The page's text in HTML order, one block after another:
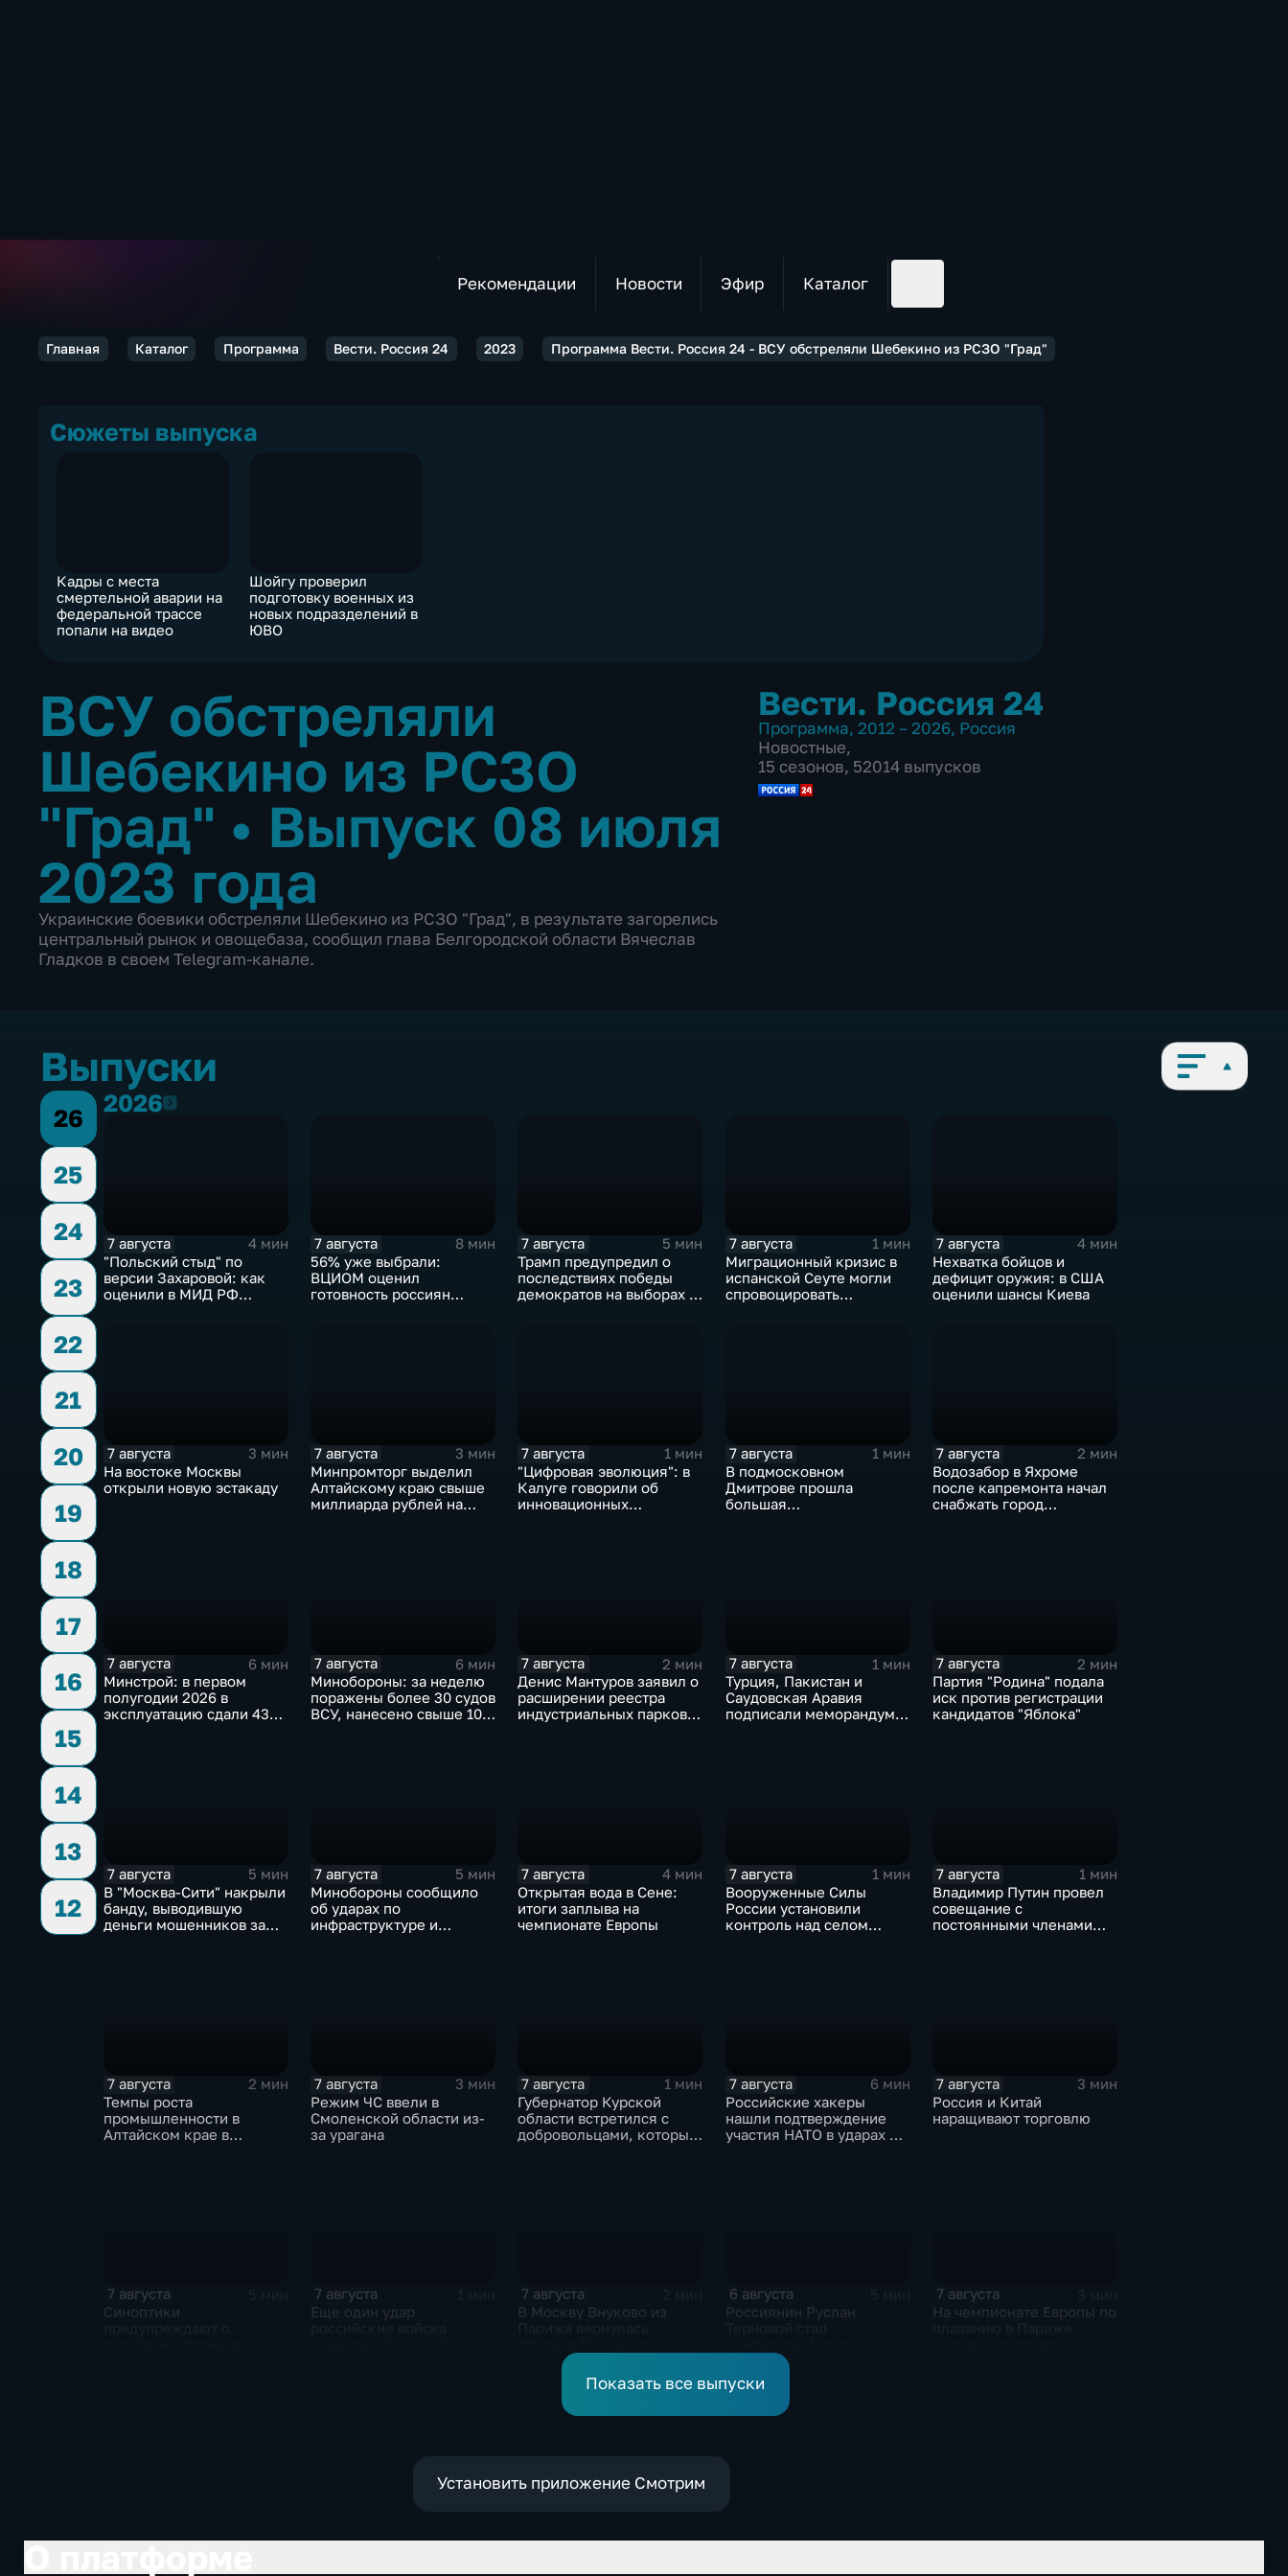
Рекомендации Новости Эфир Каталог
Главная Каталог Программа Вести. Россия 24 2023 Программа Вести. Россия 24 - ВСУ обстреляли Шебекино из РСЗО "Град"
Сюжеты выпуска
Кадры с места
смертельной аварии на
федеральной трассе
попали на видео
Шойгу проверил
подготовку военных из
новых подразделений в
ЮВО
ВСУ обстреляли
Шебекино из РСЗО
"Град" • Выпуск 08 июля
2023 года
Украинские боевики обстреляли Шебекино из РСЗО "Град", в результате загорелись
центральный рынок и овощебаза, сообщил глава Белгородской области Вячеслав
Гладков в своем Telegram-канале.
Вести. Россия 24
Программа, 2012 – 2026, Россия
Новостные,
15 сезонов, 52014 выпусков
Выпуски
26
25
24
23
22
21
20
19
18
17
16
15
14
13
12
20262026
7 августа
4 мин
"Польский стыд" по
версии Захаровой: как
оценили в МИД РФ
7 августа
8 мин
56% уже выбрали:
ВЦИОМ оценил
готовность россиян
7 августа
5 мин
Трамп предупредил о
последствиях победы
демократов на выборах в
7 августа
1 мин
Миграционный кризис в
испанской Сеуте могли
спровоцировать
7 августа
4 мин
Нехватка бойцов и
дефицит оружия: в США
оценили шансы Киева
7 августа
3 мин
На востоке Москвы
открыли новую эстакаду
7 августа
3 мин
Минпромторг выделил
Алтайскому краю свыше
миллиарда рублей на
7 августа
1 мин
"Цифровая эволюция": в
Калуге говорили об
инновационных
7 августа
1 мин
В подмосковном
Дмитрове прошла
большая
7 августа
2 мин
Водозабор в Яхроме
после капремонта начал
снабжать город
7 августа
6 мин
Минстрой: в первом
полугодии 2026 в
эксплуатацию сдали 43
7 августа
6 мин
Минобороны: за неделю
поражены более 30 судов
ВСУ, нанесено свыше 10
7 августа
2 мин
Денис Мантуров заявил о
расширении реестра
индустриальных парков в
7 августа
1 мин
Турция, Пакистан и
Саудовская Аравия
подписали меморандум о
7 августа
2 мин
Партия "Родина" подала
иск против регистрации
кандидатов "Яблока"
7 августа
5 мин
В "Москва‑Сити" накрыли
банду, выводившую
деньги мошенников за
7 августа
5 мин
Минобороны сообщило
об ударах по
инфраструктуре и
7 августа
4 мин
Открытая вода в Сене:
итоги заплыва на
чемпионате Европы
7 августа
1 мин
Вооруженные Силы
России установили
контроль над селом
7 августа
1 мин
Владимир Путин провел
совещание с
постоянными членами
7 августа
2 мин
Темпы роста
промышленности в
Алтайском крае в
7 августа
3 мин
Режим ЧС ввели в
Смоленской области из-
за урагана
7 августа
1 мин
Губернатор Курской
области встретился с
добровольцами, которые
7 августа
6 мин
Российские хакеры
нашли подтверждение
участия НАТО в ударах по
7 августа
3 мин
Россия и Китай
наращивают торговлю
7 августа
Синоптики
7 августа
Еще один удар
7 августа
В Москву Внуково из
синхронному плаванию
6 августа
Россиянин Руслан
прыжках в воду с 10-ти
метровой вышки
7 августа
На чемпионате Европы по
Показать все выпуски
Установить приложение Смотрим